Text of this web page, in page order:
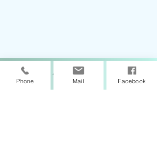
Gwenaëlle Atienza
Sophrologue pour enfants,
Phone Mail Facebook